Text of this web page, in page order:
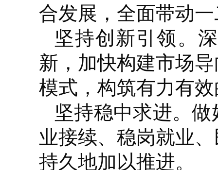
合发展，全面带动
坚持创新引领。
新，加快构建市场
模式，构筑有力有
坚持稳中求进。做
业接续、稳岗就业
持久地加以推进。